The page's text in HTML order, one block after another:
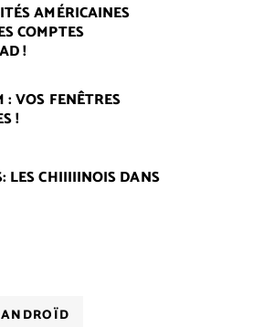
AMÉRICAINES
COMPTES
!
: VOS FENÊTRES
!
LES CHIIIIINOIS DANS
ANDROÏD